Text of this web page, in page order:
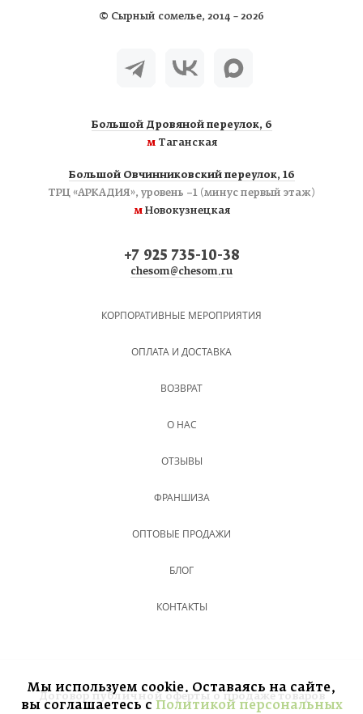
© Сырный сомелье, 2014 – 2026
Большой Дровяной переулок, 6
мТаганская
Большой Овчинниковский переулок, 16
ТРЦ «АРКАДИЯ», уровень −1 (минус первый этаж)
мНовокузнецкая
+7 925 735-10-38
chesom@chesom.ru
КОРПОРАТИВНЫЕ МЕРОПРИЯТИЯ
ОПЛАТА И ДОСТАВКА
ВОЗВРАТ
О НАС
ОТЗЫВЫ
ФРАНШИЗА
ОПТОВЫЕ ПРОДАЖИ
БЛОГ
КОНТАКТЫ
Мы используем cookie. Оставаясь на сайте,
вы соглашаетесь с Политикой персональных
Договор публичной оферты о продаже товаров